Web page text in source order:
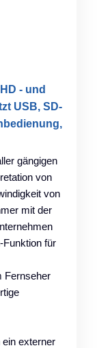
- und
USB, SD-
gängigen
von
von
mit der
Funktion für
Fernseher
externer